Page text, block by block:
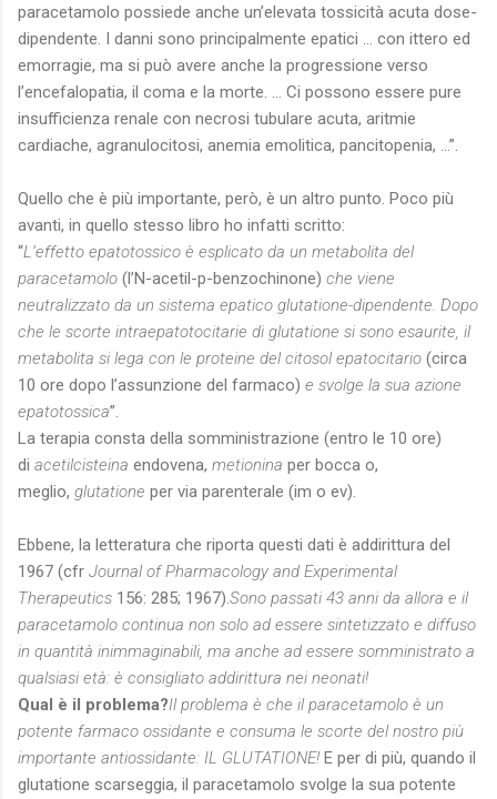
paracetamolo possiede anche un’elevata tossicità acuta dose-
dipendente. I danni sono principalmente epatici … con ittero ed
emorragie, ma si può avere anche la progressione verso
l’encefalopatia, il coma e la morte. … Ci possono essere pure
insufficienza renale con necrosi tubulare acuta, aritmie
cardiache, agranulocitosi, anemia emolitica, pancitopenia, …”.
Quello che è più importante, però, è un altro punto. Poco più
avanti, in quello stesso libro ho infatti scritto:
“L’effetto epatotossico è esplicato da un metabolita del
paracetamolo (l’N-acetil-p-benzochinone) che viene
neutralizzato da un sistema epatico glutatione-dipendente. Dopo
che le scorte intraepatotocitarie di glutatione si sono esaurite, il
metabolita si lega con le proteine del citosol epatocitario (circa
10 ore dopo l’assunzione del farmaco) e svolge la sua azione
epatotossica”.
La terapia consta della somministrazione (entro le 10 ore)
di acetilcisteina endovena, metionina per bocca o,
meglio, glutatione per via parenterale (im o ev).
Ebbene, la letteratura che riporta questi dati è addirittura del
1967 (cfr Journal of Pharmacology and Experimental
Therapeutics 156: 285; 1967). Sono passati 43 anni da allora e il
paracetamolo continua non solo ad essere sintetizzato e diffuso
in quantità inimmaginabili, ma anche ad essere somministrato a
qualsiasi età: è consigliato addirittura nei neonati!
Qual è il problema?Il problema è che il paracetamolo è un
potente farmaco ossidante e consuma le scorte del nostro più
importante antiossidante: IL GLUTATIONE! E per di più, quando il
glutatione scarseggia, il paracetamolo svolge la sua potente